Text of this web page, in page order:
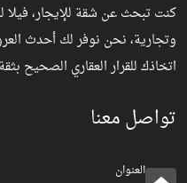
كنت تبحث عن شقة للإيجار، فيلا
وتجارية، نحن نوفر لك أحدث
اتخاذك للقرار العقاري الصحيح
تواصل معنا
العنوان